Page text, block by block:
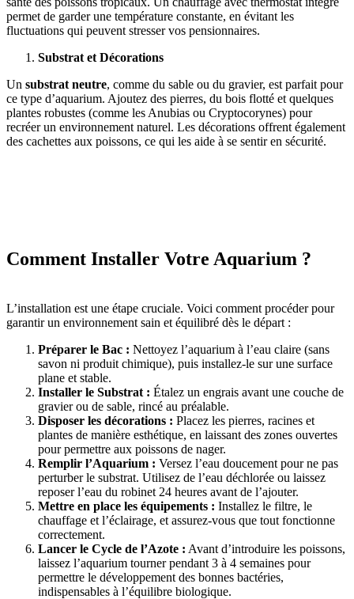
permet de garder une température constante, en évitant les
fluctuations qui peuvent stresser vos pensionnaires.
Substrat et Décorations
Un substrat neutre, comme du sable ou du gravier, est parfait pour
ce type d’aquarium. Ajoutez des pierres, du bois flotté et quelques
plantes robustes (comme les Anubias ou Cryptocorynes) pour
recréer un environnement naturel. Les décorations offrent également
des cachettes aux poissons, ce qui les aide à se sentir en sécurité.
Comment Installer Votre Aquarium ?
L’installation est une étape cruciale. Voici comment procéder pour
garantir un environnement sain et équilibré dès le départ :
Préparer le Bac : Nettoyez l’aquarium à l’eau claire (sans
savon ni produit chimique), puis installez-le sur une surface
plane et stable.
Installer le Substrat : Étalez un engrais avant une couche de
gravier ou de sable, rincé au préalable.
Disposer les décorations : Placez les pierres, racines et
plantes de manière esthétique, en laissant des zones ouvertes
pour permettre aux poissons de nager.
Remplir l’Aquarium : Versez l’eau doucement pour ne pas
perturber le substrat. Utilisez de l’eau déchlorée ou laissez
reposer l’eau du robinet 24 heures avant de l’ajouter.
Mettre en place les équipements : Installez le filtre, le
chauffage et l’éclairage, et assurez-vous que tout fonctionne
correctement.
Lancer le Cycle de l’Azote : Avant d’introduire les poissons,
laissez l’aquarium tourner pendant 3 à 4 semaines pour
permettre le développement des bonnes bactéries,
indispensables à l’équilibre biologique.